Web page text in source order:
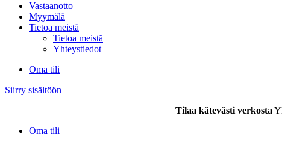
Vastaanotto
Myymälä
Tietoa meistä
Tietoa meistä
Yhteystiedot
Oma tili
Siirry sisältöön
Tilaa kätevästi verkosta
Oma tili